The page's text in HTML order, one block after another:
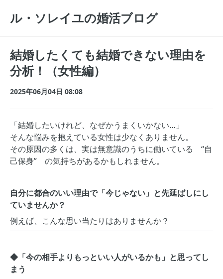
ル・ソレイユの婚活ブログ
結婚したくても結婚できない理由を
分析！（女性編）
2025年06月04日 08:08
「結婚したいけれど、なぜかうまくいかない…」
そんな悩みを抱えている女性は少なくありません。
その原因の多くは、実は無意識のうちに働いている “自
己保身” の気持ちがあるかもしれません。
自分に都合のいい理由で「今じゃない」と先延ばしにし
ていませんか？
例えば、こんな思い当たりはありませんか？
◆「今の相手よりもっといい人がいるかも」と思ってし
まう